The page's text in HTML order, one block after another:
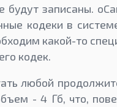
записаны.
кодеки в
какой-то
кодек.
любой
- 4 Гб, что,